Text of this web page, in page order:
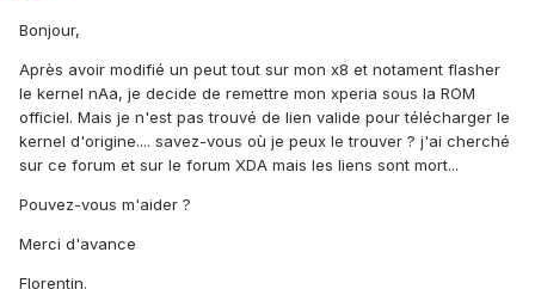
Bonjour,
Après avoir modifié un peut tout sur mon x8 et notament flasher
le kernel nAa, je decide de remettre mon xperia sous la ROM
officiel. Mais je n'est pas trouvé de lien valide pour télécharger le
kernel d'origine.... savez-vous où je peux le trouver ? j'ai cherché
sur ce forum et sur le forum XDA mais les liens sont mort...
Pouvez-vous m'aider ?
Merci d'avance
Florentin.